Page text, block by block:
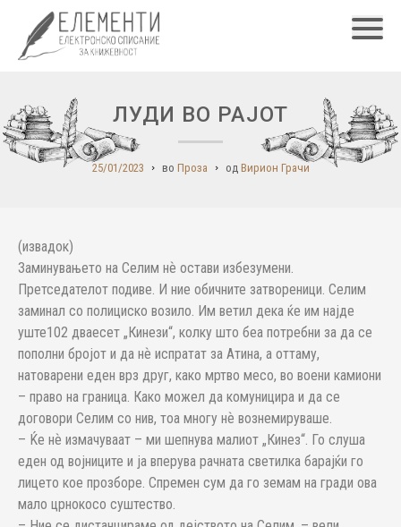
ЛУДИ ВО РАЈОТ
25/01/2023 во Проза од Вирион Грачи
(извадок)
Заминувањето на Селим нѐ остави избезумени.
Претседателот подиве. И ние обичните затвореници. Селим
заминал со полициско возило. Им ветил дека ќе им најде
уште102 дваесет „Кинези“, колку што беа потребни за да се
пополни бројот и да нѐ испратат за Атина, а оттаму,
натоварени еден врз друг, како мртво месо, во воени камиони
– право на граница. Како можел да комуницира и да се
договори Селим со нив, тоа многу нѐ вознемируваше.
– Ќе нѐ измачуваат – ми шепнува малиот „Кинез“. Го слуша
еден од војниците и ја вперува рачната светилка барајќи го
лицето кое прозборе. Спремен сум да го земам на гради ова
мало црнокосо суштество.